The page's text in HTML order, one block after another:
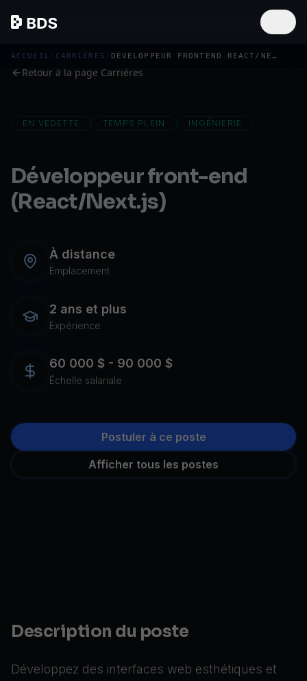
ACCUEIL / CARRIÈRES / DÉVELOPPEUR FRONTEND REACT/NEXT.JS
Retour à la page Carrières
EN VEDETTE TEMPS PLEIN INGÉNIERIE
Développeur front-end
(React/Next.js)
À distance
Emplacement
2 ans et plus
Expérience
60 000 $ - 90 000 $
Échelle salariale
Postuler à ce poste
Afficher tous les postes
Description du poste
Développez des interfaces web esthétiques et